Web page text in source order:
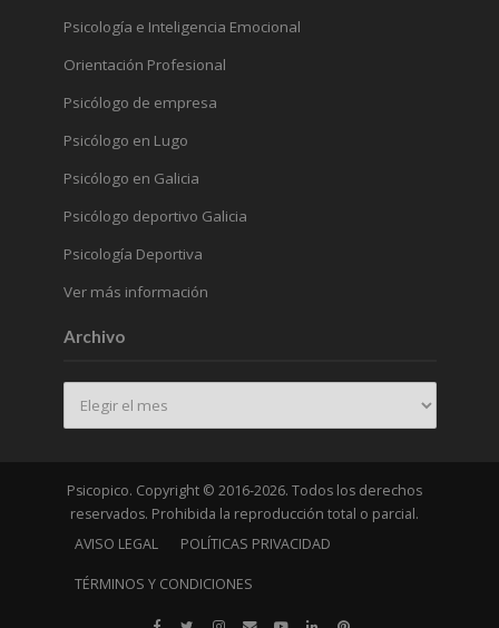
Psicología e Inteligencia Emocional
Orientación Profesional
Psicólogo de empresa
Psicólogo en Lugo
Psicólogo en Galicia
Psicólogo deportivo Galicia
Psicología Deportiva
Ver más información
Archivo
Archivo
Psicopico. Copyright © 2016-2026. Todos los derechos
reservados. Prohibida la reproducción total o parcial.
AVISO LEGAL
POLÍTICAS PRIVACIDAD
TÉRMINOS Y CONDICIONES